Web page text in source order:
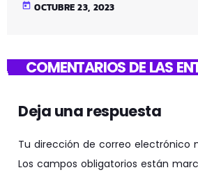
today OCTUBRE 23, 2023
COMENTARIOS DE LAS
Deja una respuesta
Tu dirección de correo electrónico
Los campos obligatorios están